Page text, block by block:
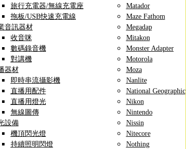
旅行充電器/無線充電座
拖板/USB快速充電線
音訊器材
收音咪
數碼錄音機
對講機
器材
即時串流攝影機
直播用配件
直播用燈光
無線圖傳
設備
機頂閃光燈
持續照明閃燈
Matador
Maze Fathom
Megadap
Mitakon
Monster Adapter
Motorola
Moza
Nanlite
National Geographic
Nikon
Nintendo
Nissin
Nitecore
Nothing